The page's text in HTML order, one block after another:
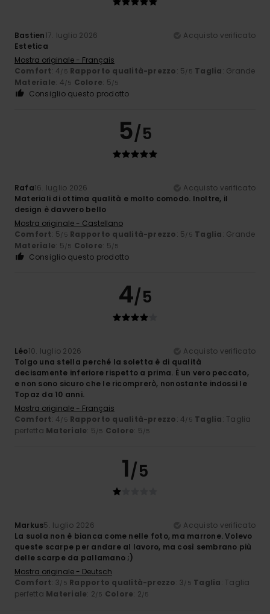
Bastien17. luglio 2026
Acquisto verificato
Estetica
Mostra originale - Français
Comfort: 4 /5 Rapporto qualità-prezzo: 5 /5 Taglia: Grande
Materiale: 4 /5 Colore: 5 /5
Consiglio questo prodotto
5/5
Rafa16. luglio 2026
Acquisto verificato
Materiali di ottima qualità e molto comodo. Inoltre, il
design è davvero bello
Mostra originale - Castellano
Comfort: 5 /5 Rapporto qualità-prezzo: 5 /5 Taglia: Grande
Materiale: 5 /5 Colore: 5 /5
Consiglio questo prodotto
4/5
Léo10. luglio 2026
Acquisto verificato
Tolgo una stella perché la soletta è di qualità
decisamente inferiore rispetto a prima. È un vero peccato,
e non sono sicuro che le ricomprerò, nonostante indossi le
Topaz da 10 anni.
Mostra originale - Français
Comfort: 4 /5 Rapporto qualità-prezzo: 4 /5 Taglia: Taglia
perfetta Materiale: 5 /5 Colore: 5 /5
1/5
Markus5. luglio 2026
Acquisto verificato
La suola non è bianca come nelle foto, ma marrone. Volevo
queste scarpe per andare al lavoro, ma così sembrano più
delle scarpe da pallamano ;)
Mostra originale - Deutsch
Comfort: 3 /5 Rapporto qualità-prezzo: 3 /5 Taglia: Taglia
perfetta Materiale: 2 /5 Colore: 2 /5